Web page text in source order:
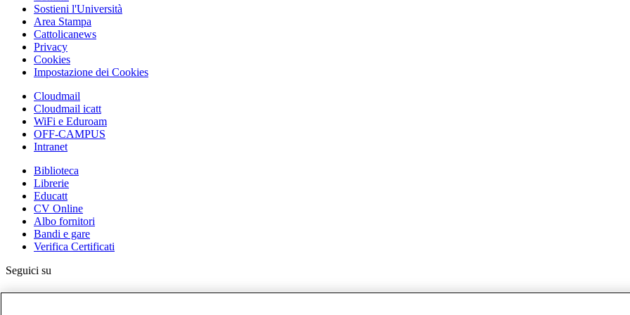
Sostieni l'Università
Area Stampa
Cattolicanews
Privacy
Cookies
Impostazione dei Cookies
Cloudmail
Cloudmail icatt
WiFi e Eduroam
OFF-CAMPUS
Intranet
Biblioteca
Librerie
Educatt
CV Online
Albo fornitori
Bandi e gare
Verifica Certificati
Seguici su